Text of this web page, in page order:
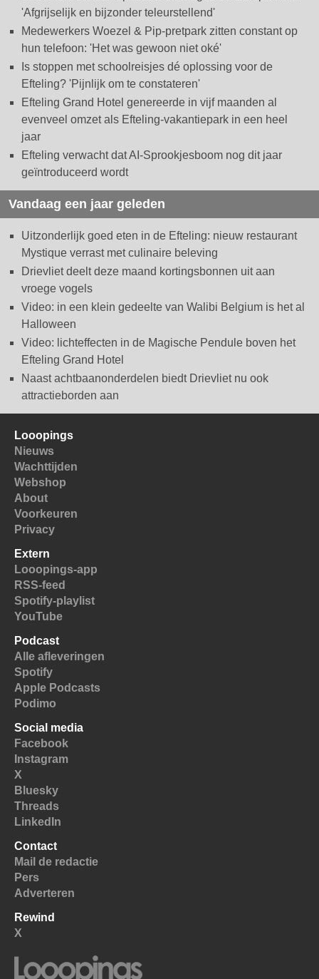
'Afgrijselijk en bijzonder teleurstellend'
Medewerkers Woezel & Pip-pretpark zitten constant op
hun telefoon: 'Het was gewoon niet oké'
Is stoppen met schoolreisjes dé oplossing voor de
Efteling? 'Pijnlijk om te constateren'
Efteling Grand Hotel genereerde in vijf maanden al
evenveel omzet als Efteling-vakantiepark in een heel
jaar
Efteling verwacht dat AI-Sprookjesboom nog dit jaar
geïntroduceerd wordt
Vandaag een jaar geleden
Uitzonderlijk goed eten in de Efteling: nieuw restaurant
Mystique verrast met culinaire beleving
Drievliet deelt deze maand kortingsbonnen uit aan
vroege vogels
Video: in een klein gedeelte van Walibi Belgium is het al
Halloween
Video: lichteffecten in de Magische Pendule boven het
Efteling Grand Hotel
Naast achtbaanonderdelen biedt Drievliet nu ook
attractieborden aan
Looopings
Nieuws
Wachttijden
Webshop
About
Voorkeuren
Privacy
Extern
Looopings-app
RSS-feed
Spotify-playlist
YouTube
Podcast
Alle afleveringen
Spotify
Apple Podcasts
Podimo
Social media
Facebook
Instagram
X
Bluesky
Threads
LinkedIn
Contact
Mail de redactie
Pers
Adverteren
Rewind
X